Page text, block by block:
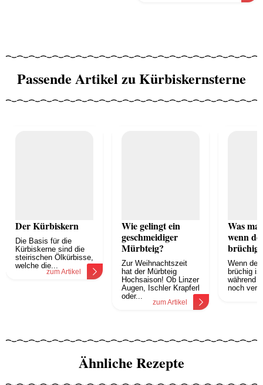
Passende Artikel zu Kürbiskernsterne
Der Kürbiskern
Die Basis für die
Kürbiskerne sind die
steirischen Ölkürbisse,
welche die...
zum Artikel
Wie gelingt ein
geschmeidiger
Mürbteig?
Zur Weihnachtszeit
hat der Mürbteig
Hochsaison! Ob Linzer
Augen, Ischler Krapferl
oder...
zum Artikel
Was
wenn
brüchig
Wenn der
brüchig
während
noch
Ähnliche Rezepte